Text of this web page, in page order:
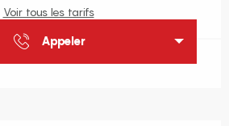
Voir tous les tarifs
Appeler